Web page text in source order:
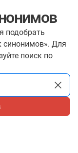
подобрать
синонимов». Для
поиск по